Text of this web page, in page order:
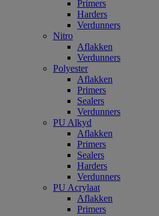
Primers
Harders
Verdunners
Nitro
Aflakken
Verdunners
Polyester
Aflakken
Primers
Sealers
Verdunners
PU Alkyd
Aflakken
Primers
Sealers
Harders
Verdunners
PU Acrylaat
Aflakken
Primers